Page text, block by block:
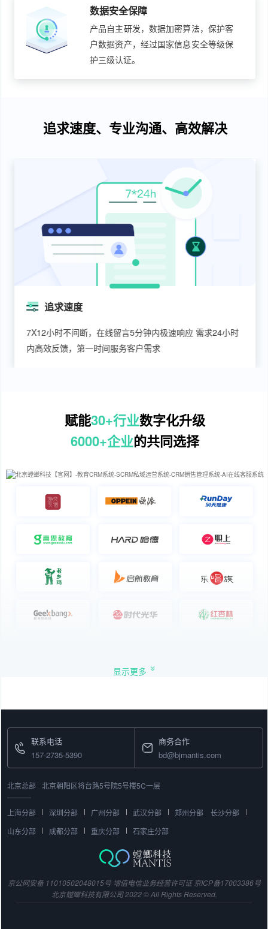
数据安全保障
产品自主研发，数据加密算法，保护客
户数据资产，经过国家信息安全等级保
护三级认证。
追求速度、专业沟通、高效解决
追求速度
7X12小时不间断，在线留言5分钟内极速响应 需求24小时
内高效反馈，第一时间服务客户需求
赋能30+行业数字化升级
6000+企业的共同选择
显示更多
联系电话
157-2735-5390
商务合作
bd@bjmantis.com
北京总部 北京朝阳区将台路5号院5号楼5C一层
上海分部 深圳分部 广州分部 武汉分部 郑州分部
长沙分部
山东分部
成都分部 重庆分部 石家庄分部
京公网安备 11010502048015号 增值电信业务经营许可证 京ICP备17003386号
北京螳螂科技有限公司 2022 © All Rights Reserved.